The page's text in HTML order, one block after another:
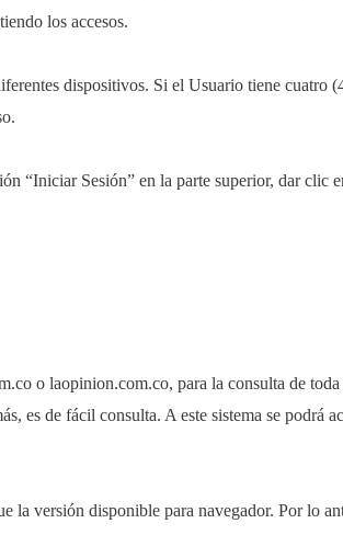
los accesos.
dispositivos. Si el Usuario tiene cuatro
“Iniciar Sesión” en la parte superior, dar clic
o laopinion.com.co, para la consulta de
es de fácil consulta. A este sistema se podrá
versión disponible para navegador. Por lo